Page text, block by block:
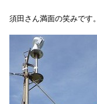
須田さん満面の笑みです。